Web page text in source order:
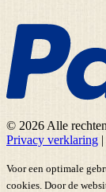
© 2026 Alle
Privacy verklaring |
Voor een optimale
cookies. Door de